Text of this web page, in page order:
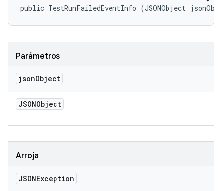
public TestRunFailedEventInfo (JSONObject
Parámetros
jsonObject
JSONObject
Arroja
JSONException